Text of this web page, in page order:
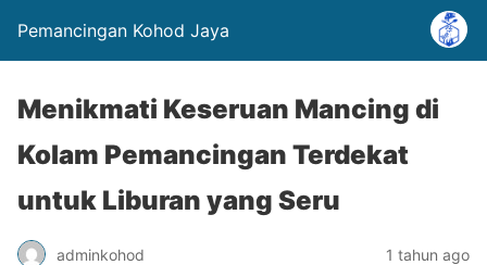
Pemancingan Kohod Jaya
Menikmati Keseruan Mancing di
Kolam Pemancingan Terdekat
untuk Liburan yang Seru
adminkohod 1 tahun ago